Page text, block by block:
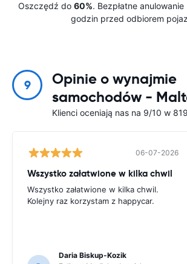
Oszczędź do 60%. Bezpłatne
godzin przed odbiorem
9
Opinie o wynajmie
samochodów -
Klienci oceniają nas na 9/10 w
06-07-2026
Wszystko załatwione w kilka chwil
Wszystko załatwione w kilka chwil.
Kolejny raz korzystam z happycar.
Daria Biskup-Kozik